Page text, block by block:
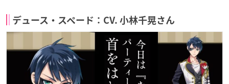
デュース・スペード：CV. 小林千晃さん